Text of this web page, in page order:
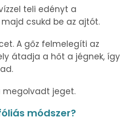
teli edényt a
csukd be az ajtót.
A gőz felmelegíti az
átadja a hőt a jégnek, így
megolvadt jeget.
módszer?